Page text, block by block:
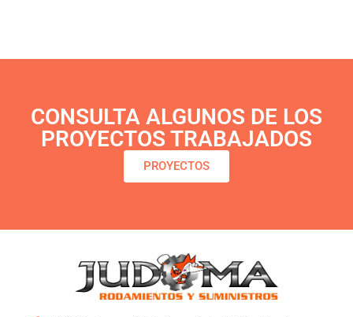
CONSULTA ALGUNOS DE LOS
PROYECTOS TRABAJADOS
PROYECTOS